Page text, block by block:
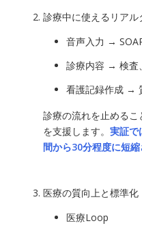
診療中に使えるリアル
音声入力 →
診療内容 → 検査
看護記録作成 →
診療の流れを止める
を支援します。 実証で
間から30分程度に短縮
医療の質向上と標準化
医療Loop